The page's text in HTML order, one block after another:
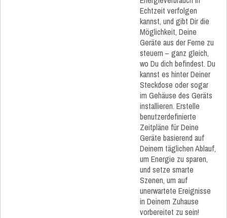
Echtzeit verfolgen
kannst, und gibt Dir die
Möglichkeit, Deine
Geräte aus der Ferne zu
steuern – ganz gleich,
wo Du dich befindest. Du
kannst es hinter Deiner
Steckdose oder sogar
im Gehäuse des Geräts
installieren. Erstelle
benutzerdefinierte
Zeitpläne für Deine
Geräte basierend auf
Deinem täglichen Ablauf,
um Energie zu sparen,
und setze smarte
Szenen, um auf
unerwartete Ereignisse
in Deinem Zuhause
vorbereitet zu sein!